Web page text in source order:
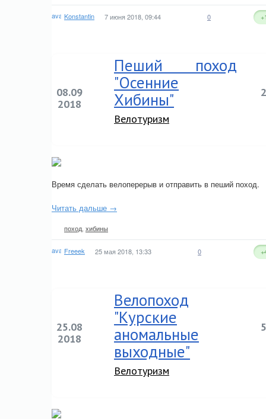
Konstantin 7 июня 2018, 09:44 0
08.09
2018
Пеший поход
"Осенние
Хибины"
Велотуризм
2
Время сделать велоперерыв и отправить в пеший поход.
Читать дальше →
поход хибины
Freeek 25 мая 2018, 13:33 0
25.08
2018
Велопоход
"Курские
аномальные
выходные"
Велотуризм
5